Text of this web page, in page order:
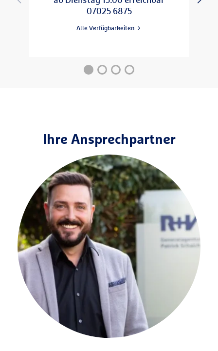
07025 6875
Alle Verfügbarkeiten
Ihre Ansprechpartner